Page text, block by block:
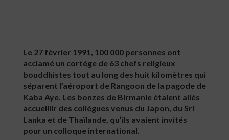
Le 27 février 1991, 100 000 personnes ont
acclamé un cortège de 63 chefs religieux
bouddhistes tout au long des huit kilomètres qui
séparent l’aéroport de Rangoon de la pagode de
Kaba Aye. Les bonzes de Birmanie étaient allés
accueillir des collègues venus du Japon, du Sri
Lanka et de Thaïlande, qu’ils avaient invités
pour un colloque international.